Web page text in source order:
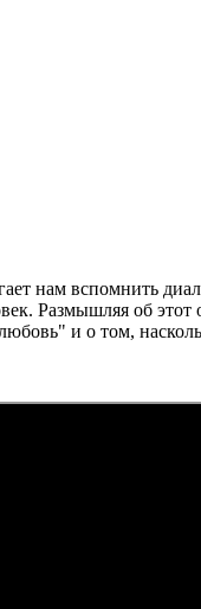
нам вспомнить
Размышляя об
и о том,